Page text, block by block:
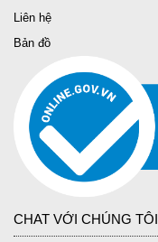
Liên hệ
Bản đồ
CHAT VỚI CHÚNG TÔI